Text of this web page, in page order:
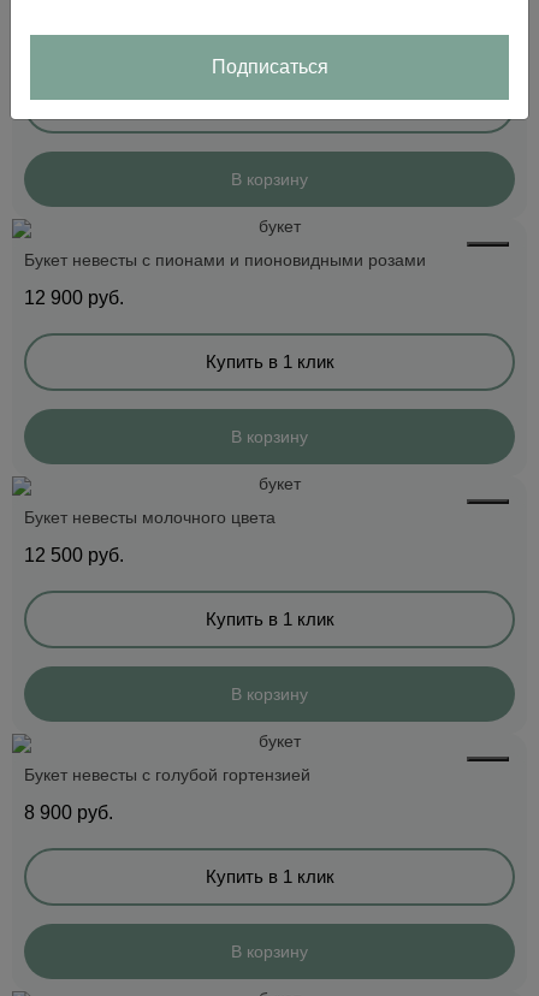
13 500руб.
Купить в 1 клик
В корзину
Букет невесты с пионами и пионовидными розами
12 900 руб.
Купить в 1 клик
В корзину
Букет невесты молочного цвета
12 500 руб.
Купить в 1 клик
В корзину
Букет невесты с голубой гортензией
8 900 руб.
Купить в 1 клик
В корзину
Подписаться